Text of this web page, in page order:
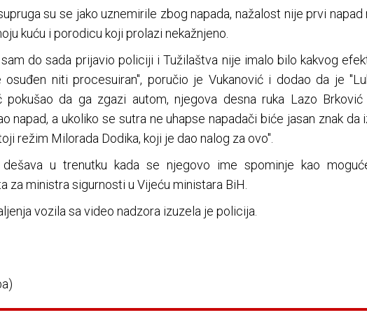
su se jako uznemirile zbog napada, nažalost nije prvi napad
kuću i porodicu koji prolazi nekažnjeno.
do sada prijavio policiji i Tužilaštva nije imalo bilo kakvog
osuđen niti procesuiran", poručio je Vukanović i dodao da je
pokušao da ga zgazi autom, njegova desna ruka Lazo Brković
napad, a ukoliko se sutra ne uhapse napadači biće jasan znak da
režim Milorada Dodika, koji je dao nalog za ovo".
u trenutku kada se njegovo ime spominje kao
za ministra sigurnosti u Vijeću ministara BiH.
vozila sa video nadzora izuzela je policija.